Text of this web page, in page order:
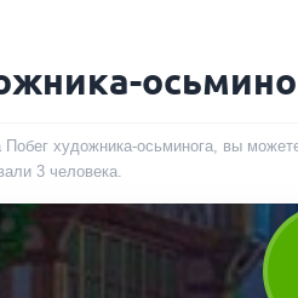
художника-осьминога, вы
3 человека.